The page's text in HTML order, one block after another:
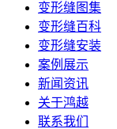
变形缝图集
变形缝百科
变形缝安装
案例展示
新闻资讯
关于鸿越
联系我们